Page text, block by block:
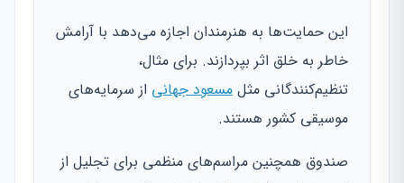
این حمایت‌ها به هنرمندان اجازه می‌دهد با آرامش
خاطر به خلق اثر بپردازند. برای مثال،
تنظیم‌کنندگانی مثل مسعود جهانی از سرمایه‌های
موسیقی کشور هستند.
صندوق همچنین مراسم‌های منظمی برای تجلیل از